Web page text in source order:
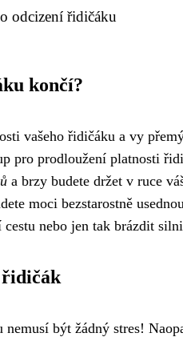
odcizení řidičáku
končí?
vašeho řidičáku a vy
pro prodloužení platnosti
a brzy budete držet v ruce
moci bezstarostně
nebo jen tak brázdit
řidičák
být žádný stres!